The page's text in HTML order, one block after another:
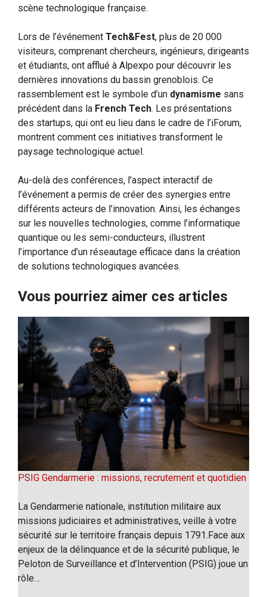
scène technologique française.
Lors de l’événement Tech&Fest, plus de 20 000
visiteurs, comprenant chercheurs, ingénieurs, dirigeants
et étudiants, ont afflué à Alpexpo pour découvrir les
dernières innovations du bassin grenoblois. Ce
rassemblement est le symbole d’un dynamisme sans
précédent dans la French Tech. Les présentations
des startups, qui ont eu lieu dans le cadre de l’iForum,
montrent comment ces initiatives transforment le
paysage technologique actuel.
Au-delà des conférences, l’aspect interactif de
l’événement a permis de créer des synergies entre
différents acteurs de l’innovation. Ainsi, les échanges
sur les nouvelles technologies, comme l’informatique
quantique ou les semi-conducteurs, illustrent
l’importance d’un réseautage efficace dans la création
de solutions technologiques avancées.
Vous pourriez aimer ces articles
PSIG Gendarmerie : missions, recrutement et quotidien
La Gendarmerie nationale, institution militaire aux
missions judiciaires et administratives, veille à votre
sécurité sur le territoire français depuis 1791.Face aux
enjeux de la délinquance et de la sécurité publique, le
Peloton de Surveillance et d’Intervention (PSIG) joue un
rôle…